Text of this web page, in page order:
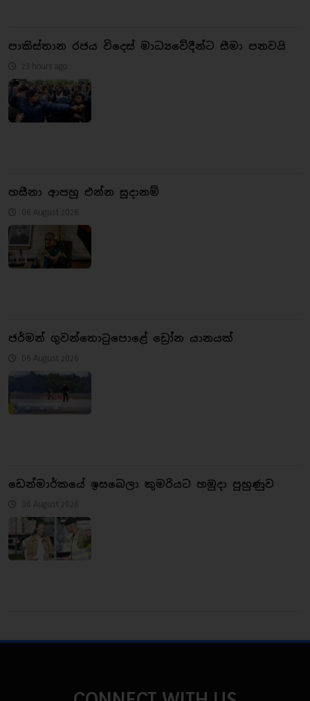
පාකිස්තාන රජය විදෙස් මාධ්‍යවේදීන්ට සීමා පනවයි
23 hours ago
හසීනා ආපහු එන්න සූදානම්
06 August 2026
ජර්මන් ගුවන්තොටුපොළේ ඩ්‍රෝන යානයක්
06 August 2026
ඩෙන්මාර්කයේ ඉසබෙලා කුමරියට හමුදා පුහුණුව
06 August 2026